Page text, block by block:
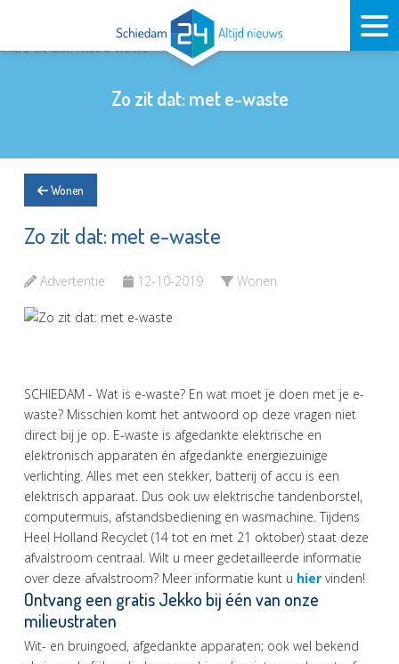
Zo zit dat: met e-waste
Wonen
Zo zit dat: met e-waste
Advertentie 12-10-2019 Wonen
SCHIEDAM - Wat is e-waste? En wat moet je doen met je e-
waste? Misschien komt het antwoord op deze vragen niet
direct bij je op. E-waste is afgedankte elektrische en
elektronisch apparaten én afgedankte energiezuinige
verlichting. Alles met een stekker, batterij of accu is een
elektrisch apparaat. Dus ook uw elektrische tandenborstel,
computermuis, afstandsbediening en wasmachine. Tijdens
Heel Holland Recyclet (14 tot en met 21 oktober) staat deze
afvalstroom centraal. Wilt u meer gedetailleerde informatie
over deze afvalstroom? Meer informatie kunt u hier vinden!
Ontvang een gratis Jekko bij één van onze
milieustraten
Wit- en bruingoed, afgedankte apparaten; ook wel bekend